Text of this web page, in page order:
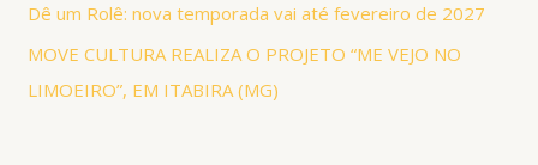
Dê um Rolê: nova temporada vai até fevereiro de 2027
MOVE CULTURA REALIZA O PROJETO “ME VEJO NO
LIMOEIRO”, EM ITABIRA (MG)